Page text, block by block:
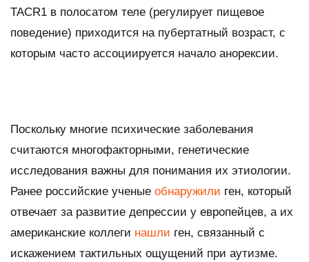
TACR1 в полосатом теле (регулирует пищевое
поведение) приходится на пубертатный возраст, с
которым часто ассоциируется начало анорексии.
Поскольку многие психические заболевания
считаются многофакторными, генетические
исследования важны для понимания их этиологии.
Ранее российские ученые обнаружили ген, который
отвечает за развитие депрессии у европейцев, а их
американские коллеги нашли ген, связанный с
искажением тактильных ощущений при аутизме.